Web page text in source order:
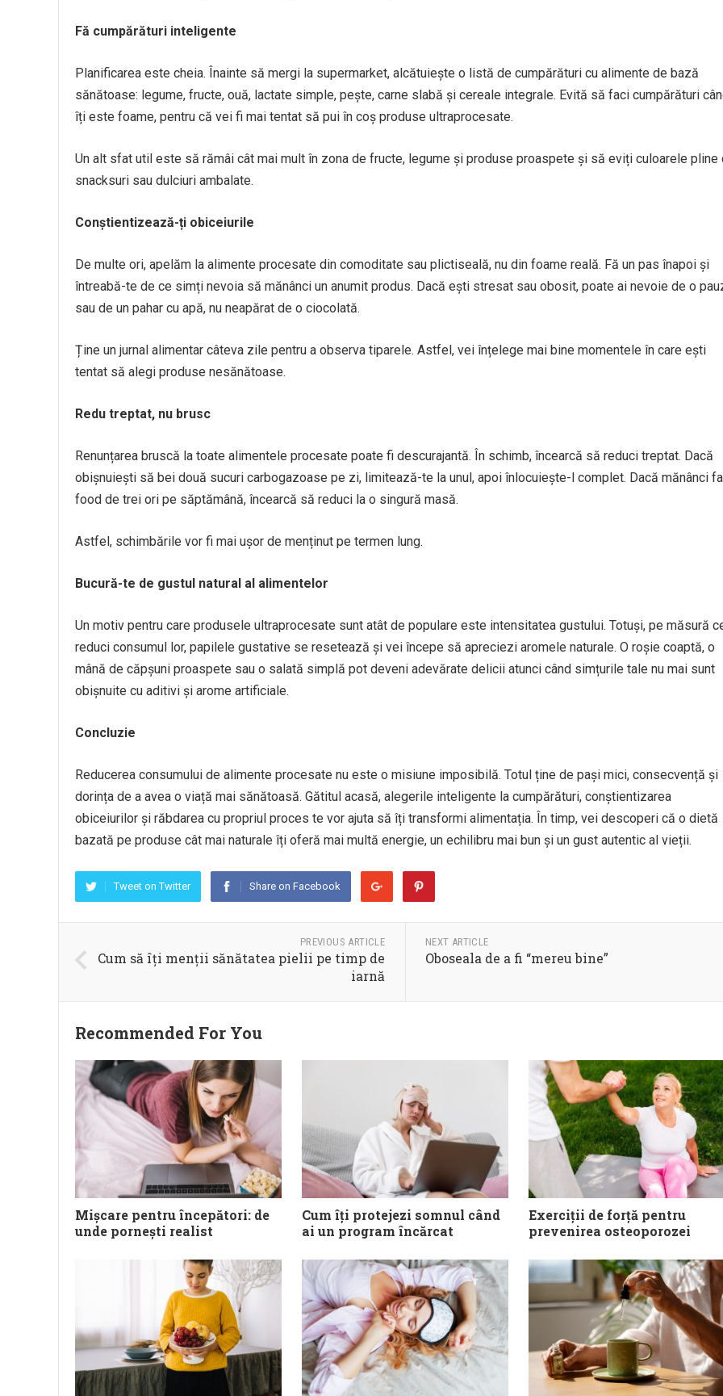
Fă cumpărături inteligente
Planificarea este cheia. Înainte să mergi la supermarket, alcătuiește o listă de cumpărături cu alimente de bază
sănătoase: legume, fructe, ouă, lactate simple, pește, carne slabă și cereale integrale. Evită să faci cumpărături
îți este foame, pentru că vei fi mai tentat să pui în coș produse ultraprocesate.
Un alt sfat util este să rămâi cât mai mult în zona de fructe, legume și produse proaspete și să eviți culoarele pline
snacksuri sau dulciuri ambalate.
Conștientizează-ți obiceiurile
De multe ori, apelăm la alimente procesate din comoditate sau plictiseală, nu din foame reală. Fă un pas înapoi și
întreabă-te de ce simți nevoia să mănânci un anumit produs. Dacă ești stresat sau obosit, poate ai nevoie de o
sau de un pahar cu apă, nu neapărat de o ciocolată.
Ține un jurnal alimentar câteva zile pentru a observa tiparele. Astfel, vei înțelege mai bine momentele în care ești
tentat să alegi produse nesănătoase.
Redu treptat, nu brusc
Renunțarea bruscă la toate alimentele procesate poate fi descurajantă. În schimb, încearcă să reduci treptat. Dacă
obișnuiești să bei două sucuri carbogazoase pe zi, limitează-te la unul, apoi înlocuiește-l complet. Dacă mănânci
food de trei ori pe săptămână, încearcă să reduci la o singură masă.
Astfel, schimbările vor fi mai ușor de menținut pe termen lung.
Bucură-te de gustul natural al alimentelor
Un motiv pentru care produsele ultraprocesate sunt atât de populare este intensitatea gustului. Totuși, pe măsură
reduci consumul lor, papilele gustative se resetează și vei începe să apreciezi aromele naturale. O roșie coaptă, o
mână de căpșuni proaspete sau o salată simplă pot deveni adevărate delicii atunci când simțurile tale nu mai sunt
obișnuite cu aditivi și arome artificiale.
Concluzie
Reducerea consumului de alimente procesate nu este o misiune imposibilă. Totul ține de pași mici, consecvență și
dorința de a avea o viață mai sănătoasă. Gătitul acasă, alegerile inteligente la cumpărături, conștientizarea
obiceiurilor și răbdarea cu propriul proces te vor ajuta să îți transformi alimentația. În timp, vei descoperi că o dietă
bazată pe produse cât mai naturale îți oferă mai multă energie, un echilibru mai bun și un gust autentic al vieții.
Tweet on Twitter Share on Facebook
PREVIOUS ARTICLE
Cum să îți menții sănătatea pielii pe timp de
iarnă
NEXT ARTICLE
Oboseala de a fi “mereu bine”
Recommended For You
Mișcare pentru începători: de
unde pornești realist
Cum îți protejezi somnul când
ai un program încărcat
Exerciții de forță pentru
prevenirea osteoporozei